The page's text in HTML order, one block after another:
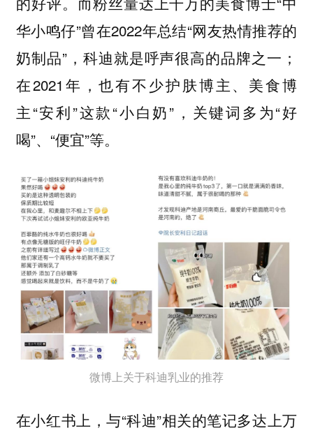
华小鸣仔”曾在2022年总结“网友热情推荐的
奶制品”，科迪就是呼声很高的品牌之一；
在2021年，也有不少护肤博主、美食博
主“安利”这款“小白奶”，关键词多为“好
喝”、“便宜”等。
微博上关于科迪乳业的推荐
在小红书上，与“科迪”相关的笔记多达上万